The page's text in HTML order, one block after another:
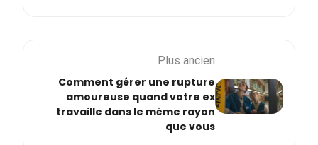
Plus ancien
Comment gérer une rupture
amoureuse quand votre ex
travaille dans le même rayon
que vous